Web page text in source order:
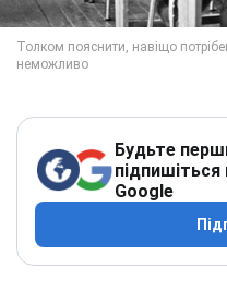
Будьте
Google